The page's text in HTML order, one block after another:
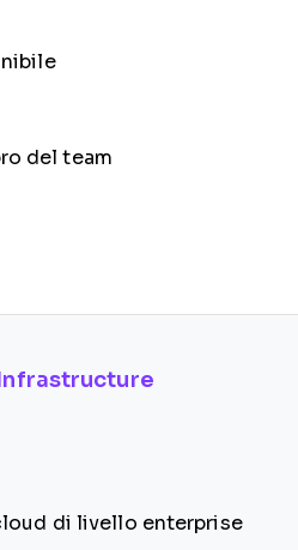
del team
di livello enterprise